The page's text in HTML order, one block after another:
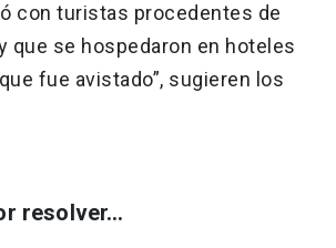
con turistas procedentes de
que se hospedaron en hoteles
fue avistado”, sugieren los
resolver…